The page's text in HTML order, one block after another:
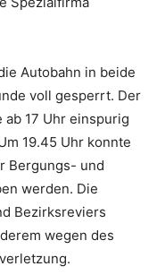
Autobahn in beide
voll gesperrt. Der
17 Uhr einspurig
19.45 Uhr konnte
Bergungs- und
werden. Die
Bezirksreviers
wegen des